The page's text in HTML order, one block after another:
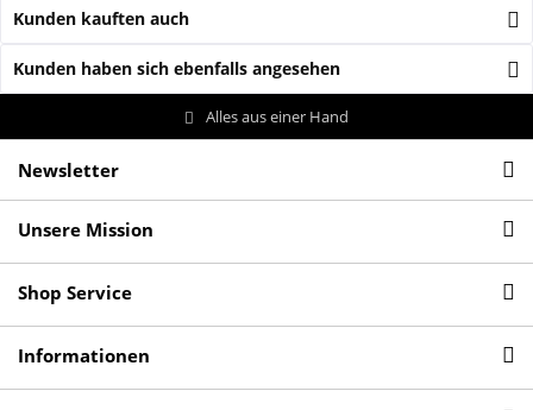
Kunden kauften auch
Kunden haben sich ebenfalls angesehen
Alles aus einer Hand
Newsletter
Unsere Mission
Shop Service
Informationen